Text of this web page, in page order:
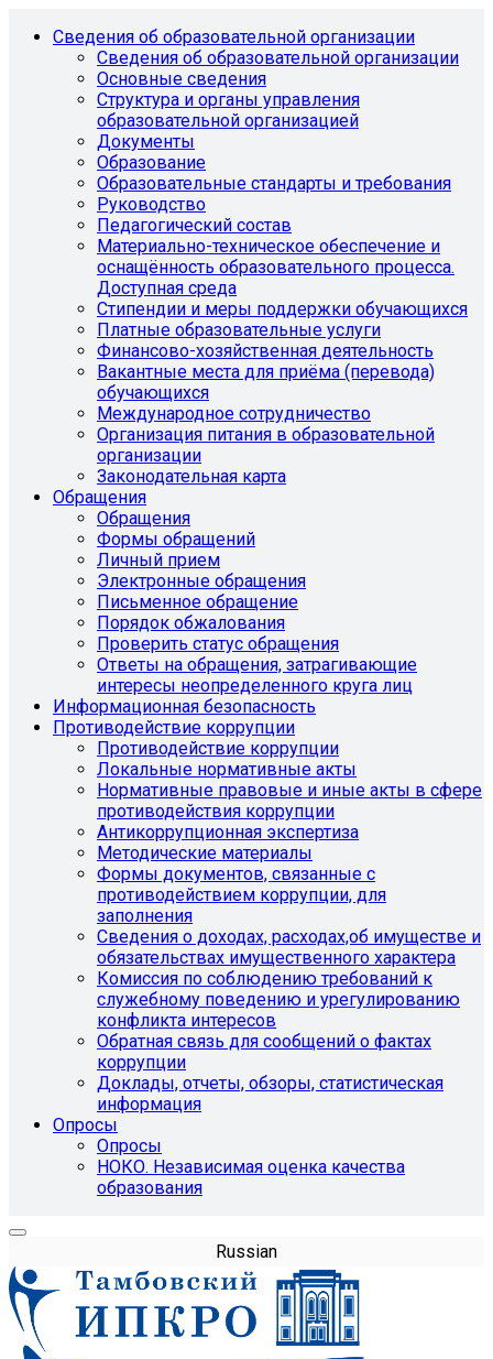
Сведения об образовательной организации
Сведения об образовательной организации
Основные сведения
Структура и органы управления
образовательной организацией
Документы
Образование
Образовательные стандарты и требования
Руководство
Педагогический состав
Материально-техническое обеспечение и
оснащённость образовательного процесса.
Доступная среда
Стипендии и меры поддержки обучающихся
Платные образовательные услуги
Финансово-хозяйственная деятельность
Вакантные места для приёма (перевода)
обучающихся
Международное сотрудничество
Организация питания в образовательной
организации
Законодательная карта
Обращения
Обращения
Формы обращений
Личный прием
Электронные обращения
Письменное обращение
Порядок обжалования
Проверить статус обращения
Ответы на обращения, затрагивающие
интересы неопределенного круга лиц
Информационная безопасность
Противодействие коррупции
Противодействие коррупции
Локальные нормативные акты
Нормативные правовые и иные акты в сфере
противодействия коррупции
Антикоррупционная экспертиза
Методические материалы
Формы документов, связанные с
противодействием коррупции, для
заполнения
Сведения о доходах, расходах,об имуществе и
обязательствах имущественного характера
Комиссия по соблюдению требований к
служебному поведению и урегулированию
конфликта интересов
Обратная связь для сообщений о фактах
коррупции
Доклады, отчеты, обзоры, статистическая
информация
Опросы
Опросы
НОКО. Независимая оценка качества
образования
Russian